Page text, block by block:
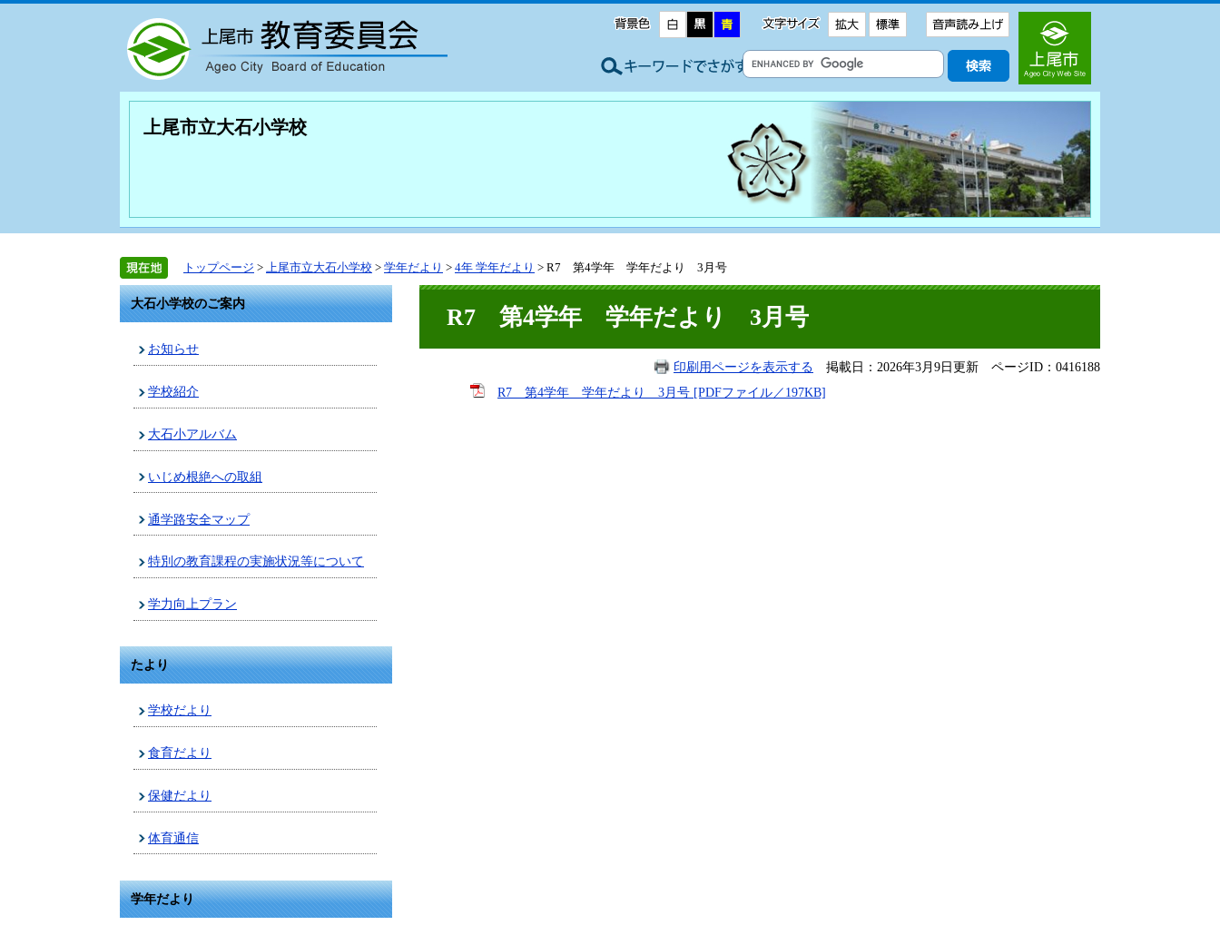
上尾市立大石小学校
トップページ > 上尾市立大石小学校 > 学年だより > 4年 学年だより > R7 第4学年 学年だより 3月号
大石小学校のご案内
お知らせ
学校紹介
大石小アルバム
いじめ根絶への取組
通学路安全マップ
特別の教育課程の実施状況等について
学力向上プラン
たより
学校だより
食育だより
保健だより
体育通信
学年だより
R7 第4学年 学年だより 3月号
印刷用ページを表示する 掲載日：2026年3月9日更新 ページID：0416188
R7 第4学年 学年だより 3月号 [PDFファイル／197KB]